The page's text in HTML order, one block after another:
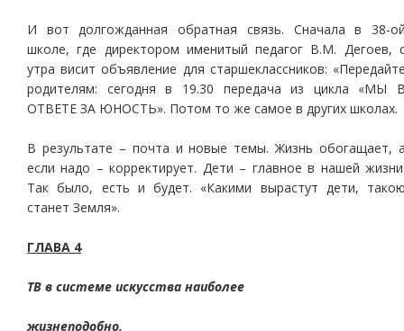
И вот долгожданная обратная связь. Сначала в 38-
школе, где директором именитый педагог В.М. Дегоев,
утра висит объявление для старшеклассников:
родителям: сегодня в 19.30 передача из цикла «МЫ
ОТВЕТЕ ЗА ЮНОСТЬ». Потом то же самое в других школах.
В результате – почта и новые темы. Жизнь обогащает,
если надо – корректирует. Дети – главное в нашей
Так было, есть и будет. «Какими вырастут дети,
станет Земля».
ГЛАВА 4
ТВ в системе искусства наиболее
жизнеподобно.